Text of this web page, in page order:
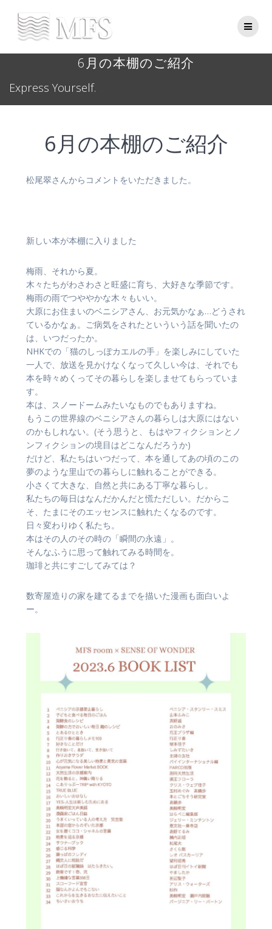
6月の本棚のご紹介
Express Yourself.
6月の本棚のご紹介
松尾翠さんからコメントをいただきました。
新しい本が本棚に入りました
梅雨、それから夏。
木々たちがわさわさと旺盛に育ち、大好きな季節です。
梅雨の雨でつややかな木々もいい。
大原にお住まいのベニシアさん、お元気かなぁ…どうされ
ているかなぁ。ご病気をされたといういう話を聞いたの
は、いつだったか。
NHKでの「猫のしっぽカエルの手」を楽しみにしていた
一人で、放送を見かけなくなって久しい今は、それでも
本を時々めくってその暮らしを楽しませてもらっていま
す。
本は、スノードームみたいなものでもありますね。
もうこの世界線のベニシアさんの暮らしは大原にはない
のかもしれない。(そう思うと、もはやフィクションとノ
ンフィクションの境目はどこなんだろうか)
だけど、私たちはいつだって、本を通してあの頃のこの
夢のような里山での暮らしに触れることができる。
小さくて大きな、自然と共にある丁寧な暮らし。
私たちの毎日はなんだかんだと慌ただしい。だからこ
そ、たまにそのエッセンスに触れたくなるのです。
日々変わりゆく私たち。
本はその人のその時の「瞬間の永遠」。
そんなふうに思って触れてみる時間を。
珈琲と共にすごしてみては？
数寄屋造りの家を建てるまでを描いた漫画も面白いよ
ー。